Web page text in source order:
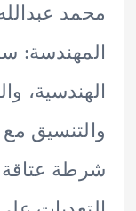
عبدالله..
سارة
والجهاز
مع
عتاقة ، حملة